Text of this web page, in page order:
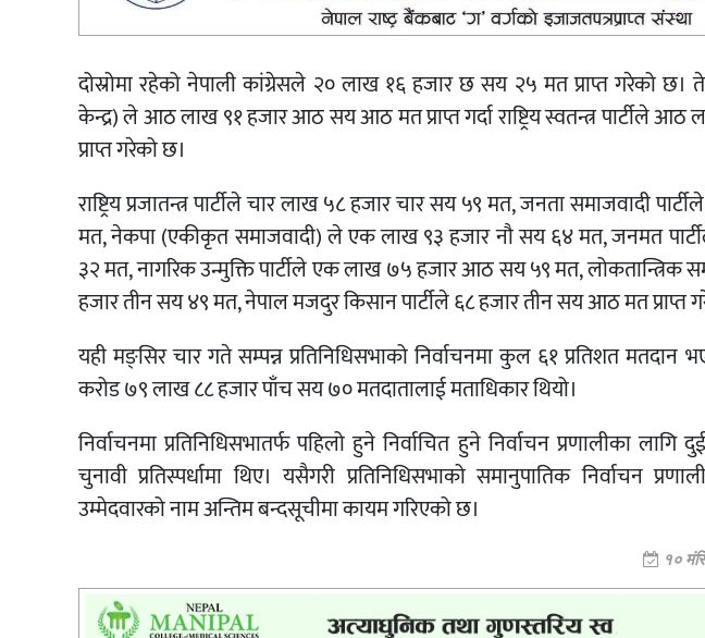
दोस्रोमा रहेको नेपाली कांग्रेसले २० लाख १६ हजार छ सय २५ मत प्राप्त गरेको छ।
केन्द्र) ले आठ लाख ९१ हजार आठ सय आठ मत प्राप्त गर्दा राष्ट्रिय स्वतन्त्र पार्टीले
प्राप्त गरेको छ।
राष्ट्रिय प्रजातन्त्र पार्टीले चार लाख ५८ हजार चार सय ५९ मत, जनता समाजवादी
मत, नेकपा (एकीकृत समाजवादी) ले एक लाख ९३ हजार नौ सय ६४ मत, जनमत
३२ मत, नागरिक उन्मुक्ति पार्टीले एक लाख ७५ हजार आठ सय ५९ मत, लोकतान्त्रिक
हजार तीन सय ४९ मत, नेपाल मजदुर किसान पार्टीले ६८ हजार तीन सय आठ मत प्राप्त
यही मङ्सिर चार गते सम्पन्न प्रतिनिधिसभाको निर्वाचनमा कुल ६१ प्रतिशत मतदान
करोड ७९ लाख ८८ हजार पाँच सय ७० मतदातालाई मताधिकार थियो।
निर्वाचनमा प्रतिनिधिसभातर्फ पहिलो हुने निर्वाचित हुने निर्वाचन प्रणालीका
चुनावी प्रतिस्पर्धामा थिए। यसैगरी प्रतिनिधिसभाको समानुपातिक निर्वाचन
उम्मेदवारको नाम अन्तिम बन्दसूचीमा कायम गरिएको छ।
१०